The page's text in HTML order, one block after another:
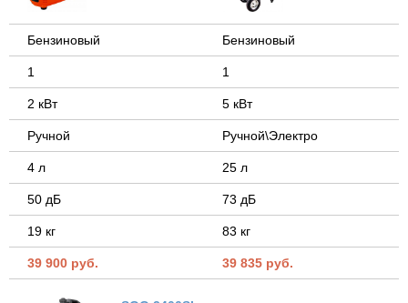
Бензиновый
1
2 кВт
Ручной
4 л
50 дБ
19 кг
39 900 руб.
Бензиновый
1
5 кВт
Ручной\Электро
25 л
73 дБ
83 кг
39 835 руб.